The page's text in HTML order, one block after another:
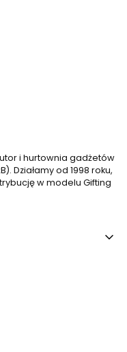
i hurtownia gadżetów
Działamy od 1998 roku,
w modelu Gifting